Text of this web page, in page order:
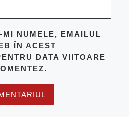
MI NUMELE, EMAILUL
ÎN ACEST
DATA VIITOARE